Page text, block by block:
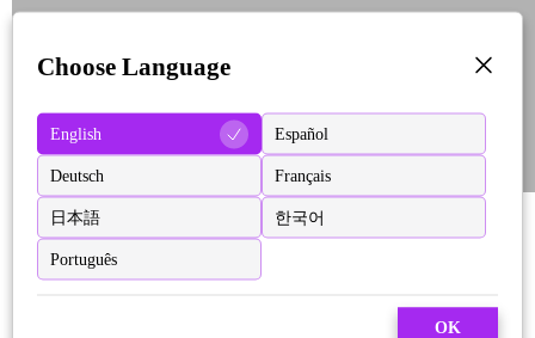
Choose Language
English Español
Deutsch Français
日本語 한국어
Português
OK